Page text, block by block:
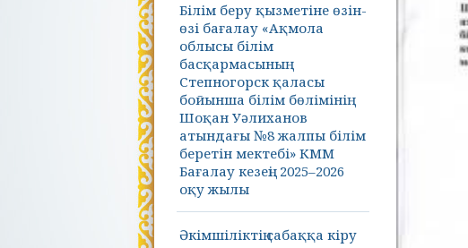
Білім беру қызметіне өзін-
өзі бағалау «Ақмола
облысы білім
басқармасының
Степногорск қаласы
бойынша білім бөлімінің
Шоқан Уәлиханов
атындағы №8 жалпы білім
беретін мектебі» КММ
Бағалау кезеңі: 2025–2026
оқу жылы
Әкімшіліктің сабаққа кіру